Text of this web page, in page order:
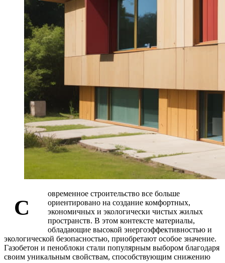
С
овременное строительство все больше
ориентировано на создание комфортных,
экономичных и экологически чистых жилых
пространств. В этом контексте материалы,
обладающие высокой энергоэффективностью и
экологической безопасностью, приобретают особое значение.
Газобетон и пеноблоки стали популярным выбором благодаря
своим уникальным свойствам, способствующим снижению